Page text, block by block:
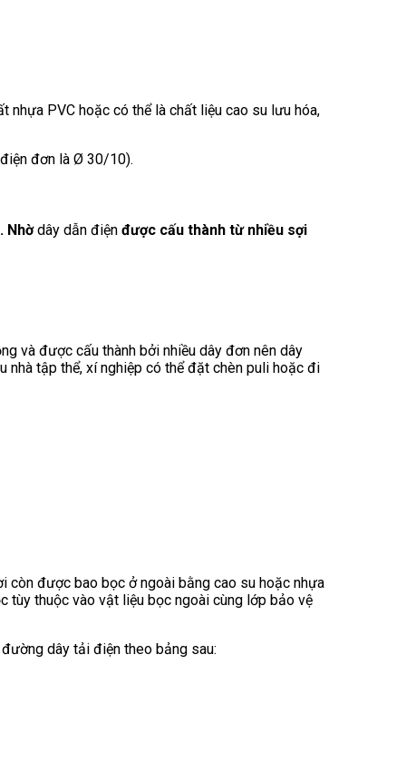
PVC hoặc có thể là chất liệu cao su lưu hóa,
đơn là Ø 30/10).
Nhờdây dẫn điện được cấu thành từ nhiều sợi
và được cấu thành bởi nhiều dây đơn nên dây
tập thể, xí nghiệp có thể đặt chèn puli hoặc đi
còn được bao bọc ở ngoài bằng cao su hoặc nhựa
tùy thuộc vào vật liệu bọc ngoài cùng lớp bảo vệ
dây tải điện theo bảng sau: